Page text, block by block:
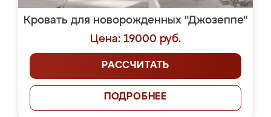
Кровать для новорожденных "Джозеппе"
Цена: 19000 руб.
РАССЧИТАТЬ
ПОДРОБНЕЕ